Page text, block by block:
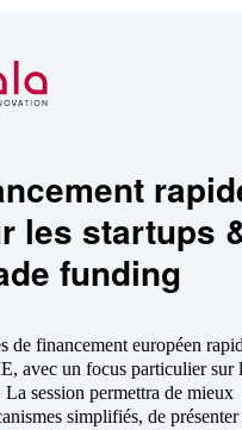
les startups
funding
de financement européen
avec un focus particulier sur
session permettra de mieux
simplifiés, de présenter